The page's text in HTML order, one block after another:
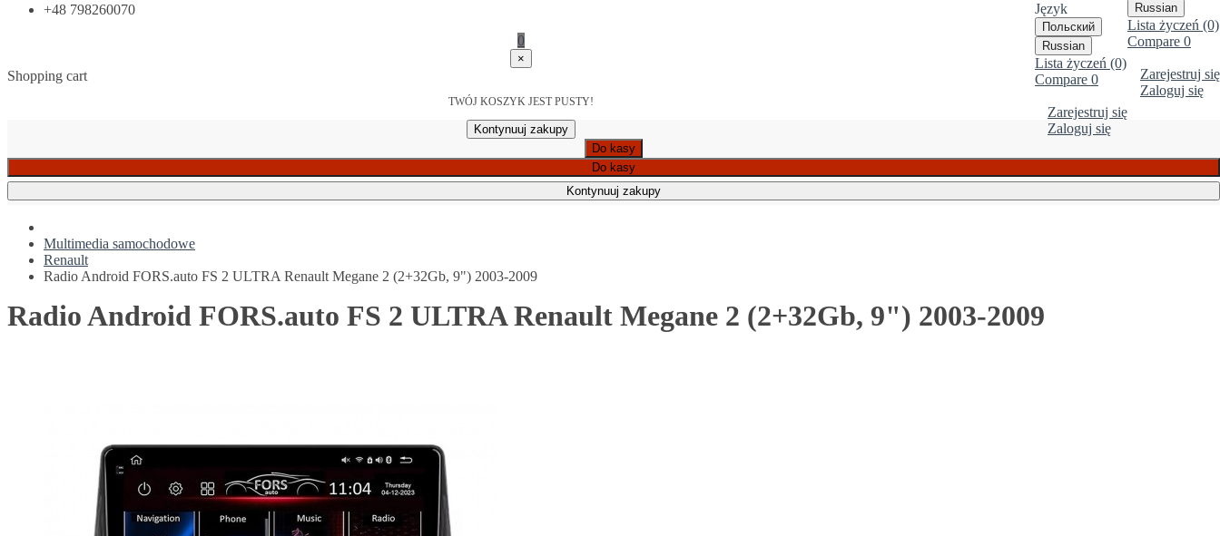
Russian
Lista życzeń (0)
Compare 0
Zarejestruj się
Zaloguj się
Język
Польский
Russian
Lista życzeń (0)
Compare 0
Zarejestruj się
Zaloguj się
+48 798260070
0
×
Shopping cart
TWÓJ KOSZYK JEST PUSTY!
Kontynuuj zakupy
Do kasy
Do kasy
Kontynuuj zakupy
Multimedia samochodowe
Renault
Radio Android FORS.auto FS 2 ULTRA Renault Megane 2 (2+32Gb, 9") 2003-2009
Radio Android FORS.auto FS 2 ULTRA Renault Megane 2 (2+32Gb, 9") 2003-2009